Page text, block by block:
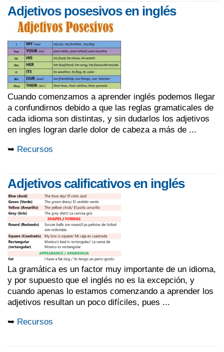
Adjetivos posesivos en inglés
Cuando comenzamos a aprender inglés podemos llegar
a confundirnos debido a que las reglas gramaticales de
cada idioma son distintas, y sin dudarlos los adjetivos
en ingles logran darle dolor de cabeza a más de ...
➥ Recursos
Adjetivos calificativos en inglés
La gramática es un factor muy importante de un idioma,
y por supuesto que el inglés no es la excepción, y
cuando apenas lo estamos comenzando a aprender los
adjetivos resultan un poco difíciles, pues ...
➥ Recursos